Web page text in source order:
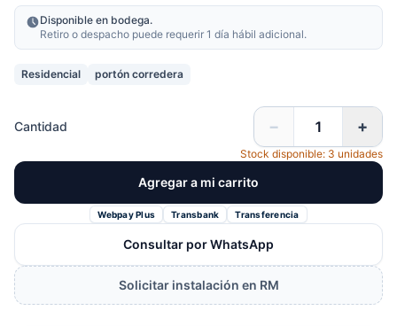
Disponible en bodega.
Retiro o despacho puede requerir 1 día hábil adicional.
Residencial portón corredera
Cantidad − +
Stock disponible: 3 unidades
Agregar a mi carrito
Webpay Plus Transbank Transferencia
Consultar por WhatsApp
Solicitar instalación en RM